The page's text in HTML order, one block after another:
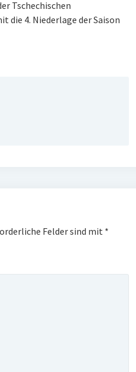
Tschechischen
die 4. Niederlage der Saison
Felder sind mit *